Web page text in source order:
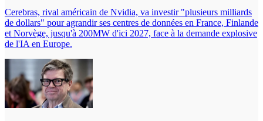
Cerebras, rival américain de Nvidia, va investir "plusieurs milliards
de dollars" pour agrandir ses centres de données en France, Finlande
et Norvège, jusqu'à 200MW d'ici 2027, face à la demande explosive
de l'IA en Europe.